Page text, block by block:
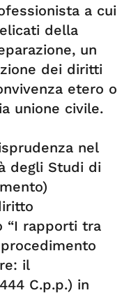
a cui
della
un
dei diritti
etero o
unione civile.
nel
degli Studi di
“I rapporti tra
il
C.p.p.) in